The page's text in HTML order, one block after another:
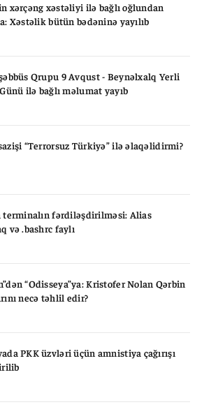
xərçəng xəstəliyi ilə bağlı oğlundan
Xəstəlik bütün bədəninə yayılıb
Qrupu 9 Avqust - Beynəlxalq Yerli
ilə bağlı məlumat yayıb
“Terrorsuz Türkiyə” ilə əlaqəlidirmi?
terminalın fərdiləşdirilməsi: Alias
və .bashrc faylı
“Odisseya”ya: Kristofer Nolan Qərbin
necə təhlil edir?
PKK üzvləri üçün amnistiya çağırışı